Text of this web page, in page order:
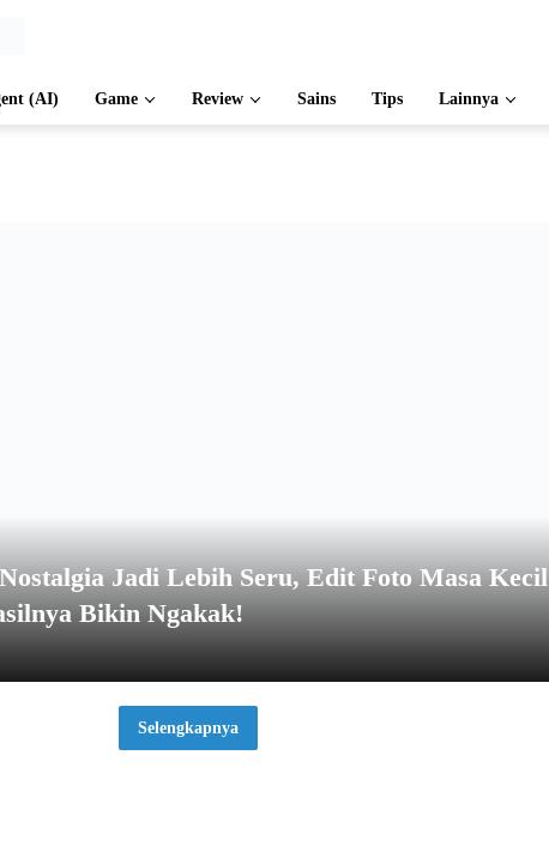
(AI) Game Review Sains Tips Lainnya
Jadi Lebih Seru, Edit Foto Masa Kecil
Bikin Ngakak!
Selengkapnya